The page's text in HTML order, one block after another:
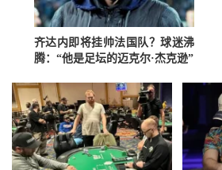
齐达内即将挂帅法国队？球迷沸
腾：“他是足坛的迈克尔·杰克逊”